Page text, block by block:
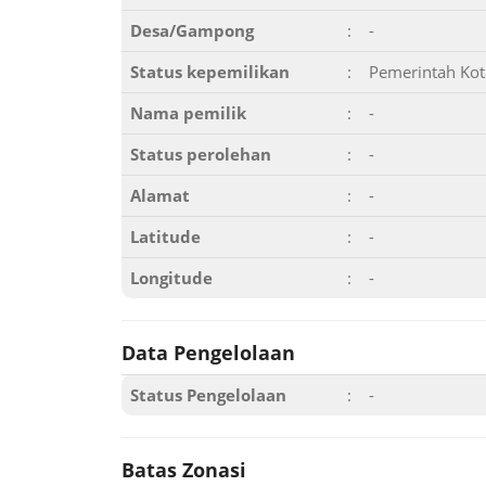
Desa/Gampong
:
-
Status kepemilikan
:
Pemerintah
Nama pemilik
:
-
Status perolehan
:
-
Alamat
:
-
Latitude
:
-
Longitude
: -
Data Pengelolaan
Status Pengelolaan : -
Batas Zonasi